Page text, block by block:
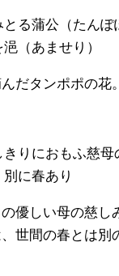
る蒲公（たんぽ
（あませり）
んだタンポポの
りにおもふ慈
に春あり
の優しい母の慈
世間の春とは別